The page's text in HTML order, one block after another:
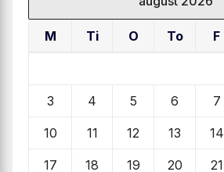
M Ti O To F
3 4 5 6 7
10 11 12 13 14
17 18 19 20 21